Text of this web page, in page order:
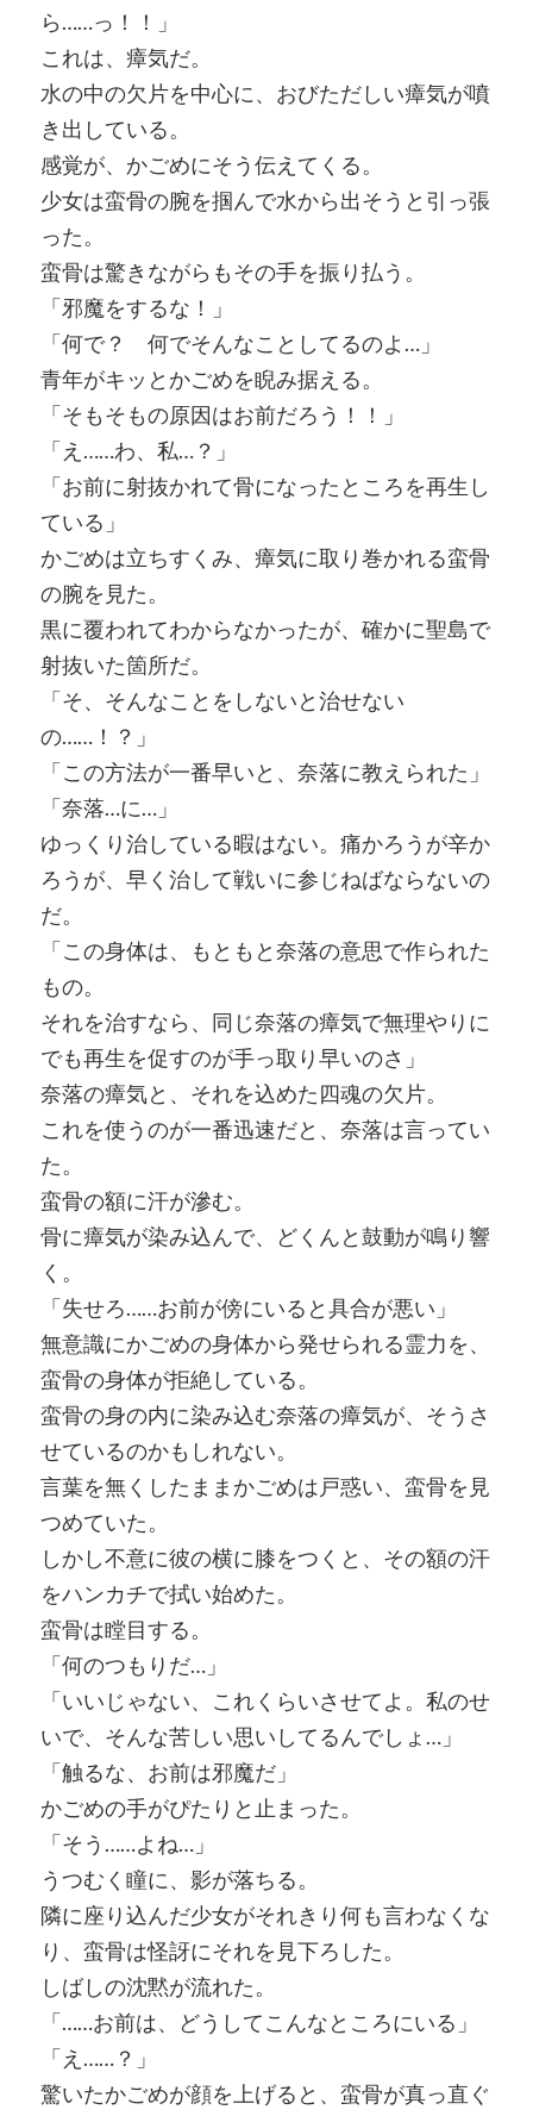
ら……っ！！」
これは、瘴気だ。
水の中の欠片を中心に、おびただしい瘴気が噴
き出している。
感覚が、かごめにそう伝えてくる。
少女は蛮骨の腕を掴んで水から出そうと引っ張
った。
蛮骨は驚きながらもその手を振り払う。
「邪魔をするな！」
「何で？ 何でそんなことしてるのよ…」
青年がキッとかごめを睨み据える。
「そもそもの原因はお前だろう！！」
「え……わ、私…？」
「お前に射抜かれて骨になったところを再生し
ている」
かごめは立ちすくみ、瘴気に取り巻かれる蛮骨
の腕を見た。
黒に覆われてわからなかったが、確かに聖島で
射抜いた箇所だ。
「そ、そんなことをしないと治せない
の……！？」
「この方法が一番早いと、奈落に教えられた」
「奈落…に…」
ゆっくり治している暇はない。痛かろうが辛か
ろうが、早く治して戦いに参じねばならないの
だ。
「この身体は、もともと奈落の意思で作られた
もの。
それを治すなら、同じ奈落の瘴気で無理やりに
でも再生を促すのが手っ取り早いのさ」
奈落の瘴気と、それを込めた四魂の欠片。
これを使うのが一番迅速だと、奈落は言ってい
た。
蛮骨の額に汗が滲む。
骨に瘴気が染み込んで、どくんと鼓動が鳴り響
く。
「失せろ……お前が傍にいると具合が悪い」
無意識にかごめの身体から発せられる霊力を、
蛮骨の身体が拒絶している。
蛮骨の身の内に染み込む奈落の瘴気が、そうさ
せているのかもしれない。
言葉を無くしたままかごめは戸惑い、蛮骨を見
つめていた。
しかし不意に彼の横に膝をつくと、その額の汗
をハンカチで拭い始めた。
蛮骨は瞠目する。
「何のつもりだ…」
「いいじゃない、これくらいさせてよ。私のせ
いで、そんな苦しい思いしてるんでしょ…」
「触るな、お前は邪魔だ」
かごめの手がぴたりと止まった。
「そう……よね…」
うつむく瞳に、影が落ちる。
隣に座り込んだ少女がそれきり何も言わなくな
り、蛮骨は怪訝にそれを見下ろした。
しばしの沈黙が流れた。
「……お前は、どうしてこんなところにいる」
「え……？」
驚いたかごめが顔を上げると、蛮骨が真っ直ぐ